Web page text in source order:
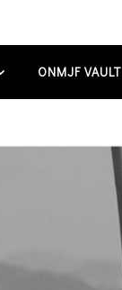
ONMJF VAULT